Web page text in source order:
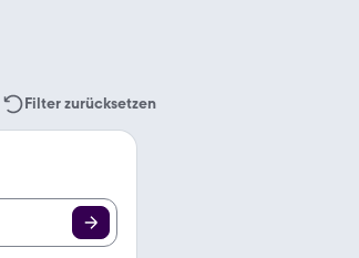
Filter zurücksetzen